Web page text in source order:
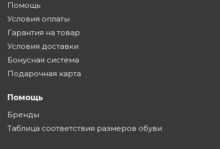
Помощь
Условия оплаты
Гарантия на товар
Условия доставки
Бонусная система
Подарочная карта
Помощь
Бренды
Таблица соответствия размеров обуви